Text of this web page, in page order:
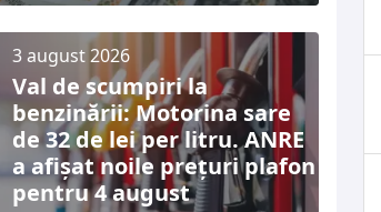
3 august 2026
Val de scumpiri la
benzinării: Motorina sare
de 32 de lei per litru. ANRE
a afișat noile prețuri plafon
pentru 4 august